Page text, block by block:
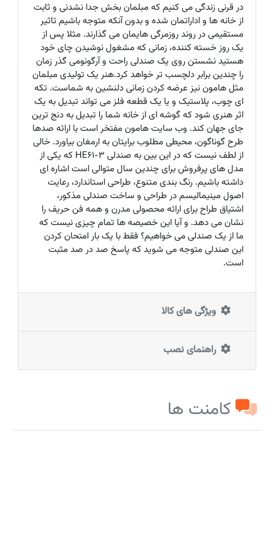
در قرنی زندگی می کنیم که مبلمان بخش جدا نشدنی و ثابت
از خانه ها و اداراتمان شده و بدون آنکه متوجه باشیم تاثیر
مستقیمی در روند روزمرگی هایمان می گذارند. مثلا پس از
یک روز خسته کننده، زمانی که مشغول نوشیدن چای خود
هستید نشستن روی یک صندلی راحت و آرگونومی گذر زمان
را چندین برابر دلچسب تر خواهد کرد.هنر یک تولیدی مبلمان
مثل هامون نیز عرضه کردن زمانی دلنشین به شماست. تکه
ای چوب، پلاستیک و یا یک قطعه فلز می تواند تبدیل به یک
اثر هنری شود که گوشه ای از خانه شما را تبدیل به دنج ترین
جای جهان کند. وب سایت هامون مفتخر است با ارائه صدها
طرح گوناگون، محیطی مطلوب برایتان به ارمغان بیاورد. خالی
از لطف نیست که در این بین به صندلی HE61-3 که یکی از
مدل های پرفروش برای چندین سال متوالی است اشاره ای
داشته باشیم. رنگ بندی متنوع، طراحی استاندارد، رعایت
اصول مینیمالیسم در طراحی و ساخت صندلی مذکور،
اشتیاق طراح برای ارائه محصولی مدرن و همه فن حریف را
نشان می دهد. و آیا این خصیصه ها تمام چیزی نیست که
ما از یک صندلی می خواهیم؟ فقط با یک بار امتحان کردن
این صندلی متوجه می شوید که پاسخ صد در صد مثبت
است.
ویژگی های کالا
راهنمای نصب
کامنت ها